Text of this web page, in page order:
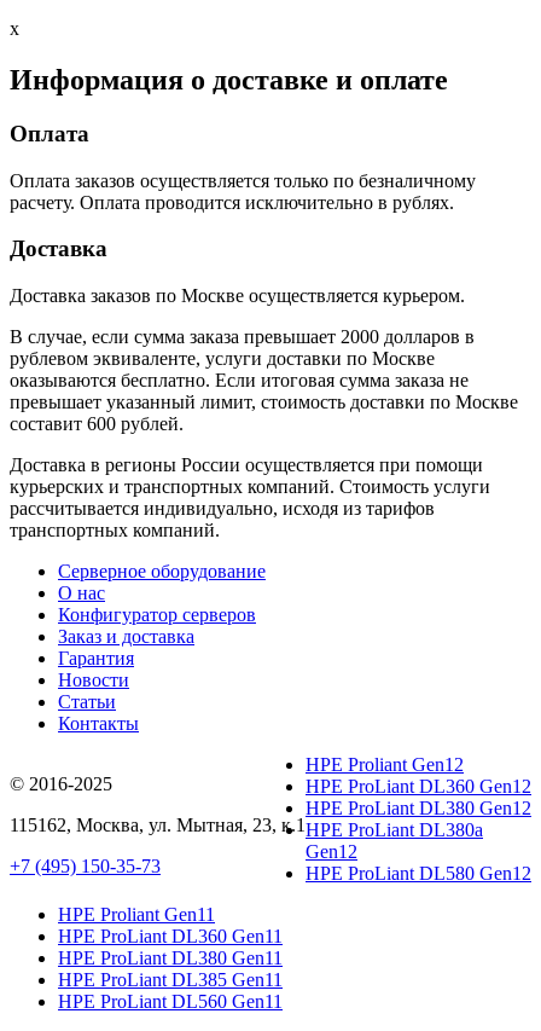
x
Информация о доставке и оплате
Оплата
Оплата заказов осуществляется только по безналичному
расчету. Оплата проводится исключительно в рублях.
Доставка
Доставка заказов по Москве осуществляется курьером.
В случае, если сумма заказа превышает 2000 долларов в
рублевом эквиваленте, услуги доставки по Москве
оказываются бесплатно. Если итоговая сумма заказа не
превышает указанный лимит, стоимость доставки по Москве
составит 600 рублей.
Доставка в регионы России осуществляется при помощи
курьерских и транспортных компаний. Стоимость услуги
рассчитывается индивидуально, исходя из тарифов
транспортных компаний.
Серверное оборудование
О нас
Конфигуратор серверов
Заказ и доставка
Гарантия
Новости
Статьи
Контакты
© 2016-2025
115162, Москва, ул. Мытная, 23, к.1
+7 (495) 150-35-73
HPE Proliant Gen12
HPE ProLiant DL360 Gen12
HPE ProLiant DL380 Gen12
HPE ProLiant DL380a
Gen12
HPE ProLiant DL580 Gen12
HPE Proliant Gen11
HPE ProLiant DL360 Gen11
HPE ProLiant DL380 Gen11
HPE ProLiant DL385 Gen11
HPE ProLiant DL560 Gen11